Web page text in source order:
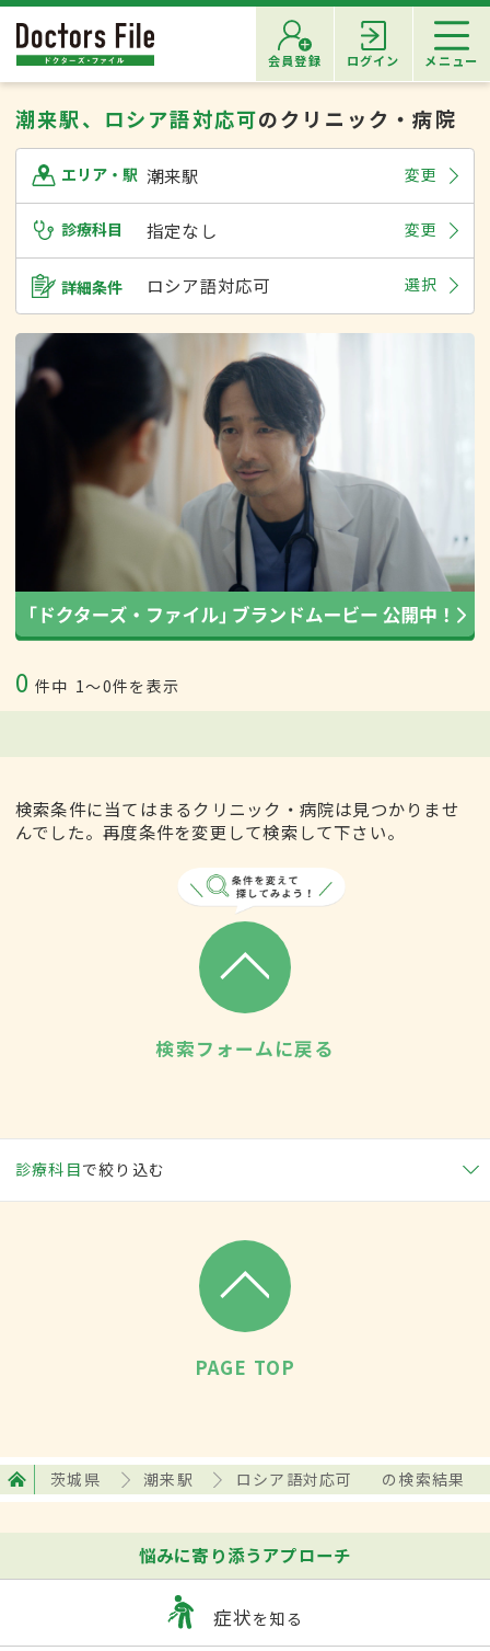
会員登録 ログイン メニュー
潮来駅、ロシア語対応可のクリニック・病院
エリア・駅 潮来駅 変更
診療科目 指定なし 変更
詳細条件 ロシア語対応可 選択
0 件中 1〜0件を表示
検索条件に当てはまるクリニック・病院は見つかりませ
んでした。再度条件を変更して検索して下さい。
検索フォームに戻る
診療科目で絞り込む
PAGE TOP
茨城県 潮来駅 ロシア語対応可 の検索結果
悩みに寄り添うアプローチ
症状を知る